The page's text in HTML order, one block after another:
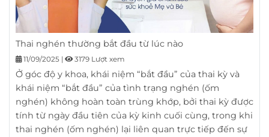
Thai nghén thường bắt đầu từ lúc nào
11/09/2025 | 3179 Lượt xem
Ở góc độ y khoa, khái niệm “bắt đầu” của thai kỳ và
khái niệm “bắt đầu” của tình trạng nghén (ốm
nghén) không hoàn toàn trùng khớp, bởi thai kỳ được
tính từ ngày đầu tiên của kỳ kinh cuối cùng, trong khi
thai nghén (ốm nghén) lại liên quan trực tiếp đến sự